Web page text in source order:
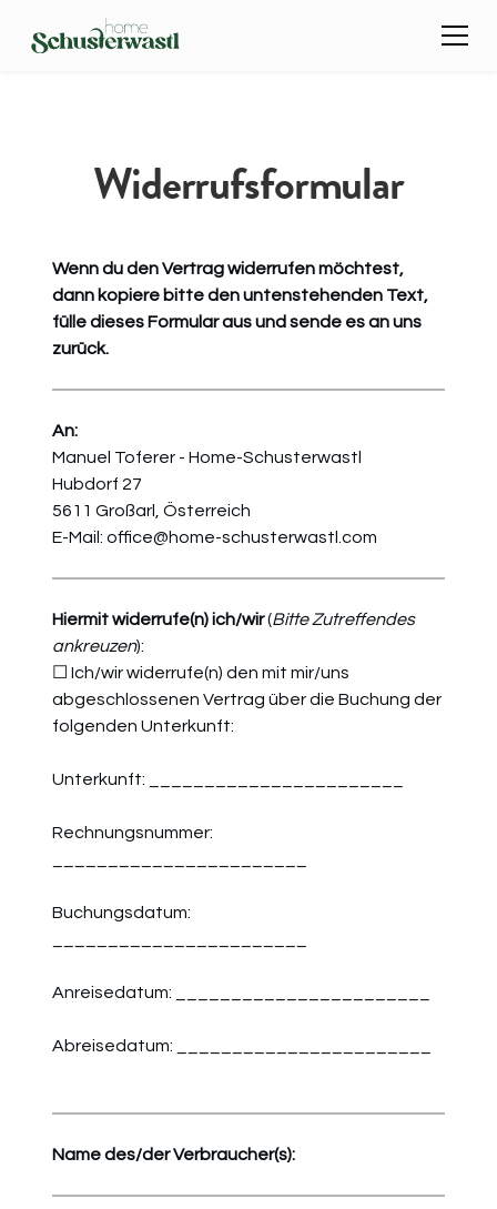
Widerrufsformular
Wenn du den Vertrag widerrufen möchtest,
dann kopiere bitte den untenstehenden Text,
fülle dieses Formular aus und sende es an uns
zurück.
An:
Manuel Toferer - Home-Schusterwastl
Hubdorf 27
5611 Großarl, Österreich
E-Mail: office@home-schusterwastl.com
Hiermit widerrufe(n) ich/wir(Bitte Zutreffendes
ankreuzen):
☐ Ich/wir widerrufe(n) den mit mir/uns
abgeschlossenen Vertrag über die Buchung der
folgenden Unterkunft:
Unterkunft: _______________________
Rechnungsnummer:
Buchungsdatum:
Anreisedatum: _______________________
Abreisedatum: _______________________
Name des/der Verbraucher(s):